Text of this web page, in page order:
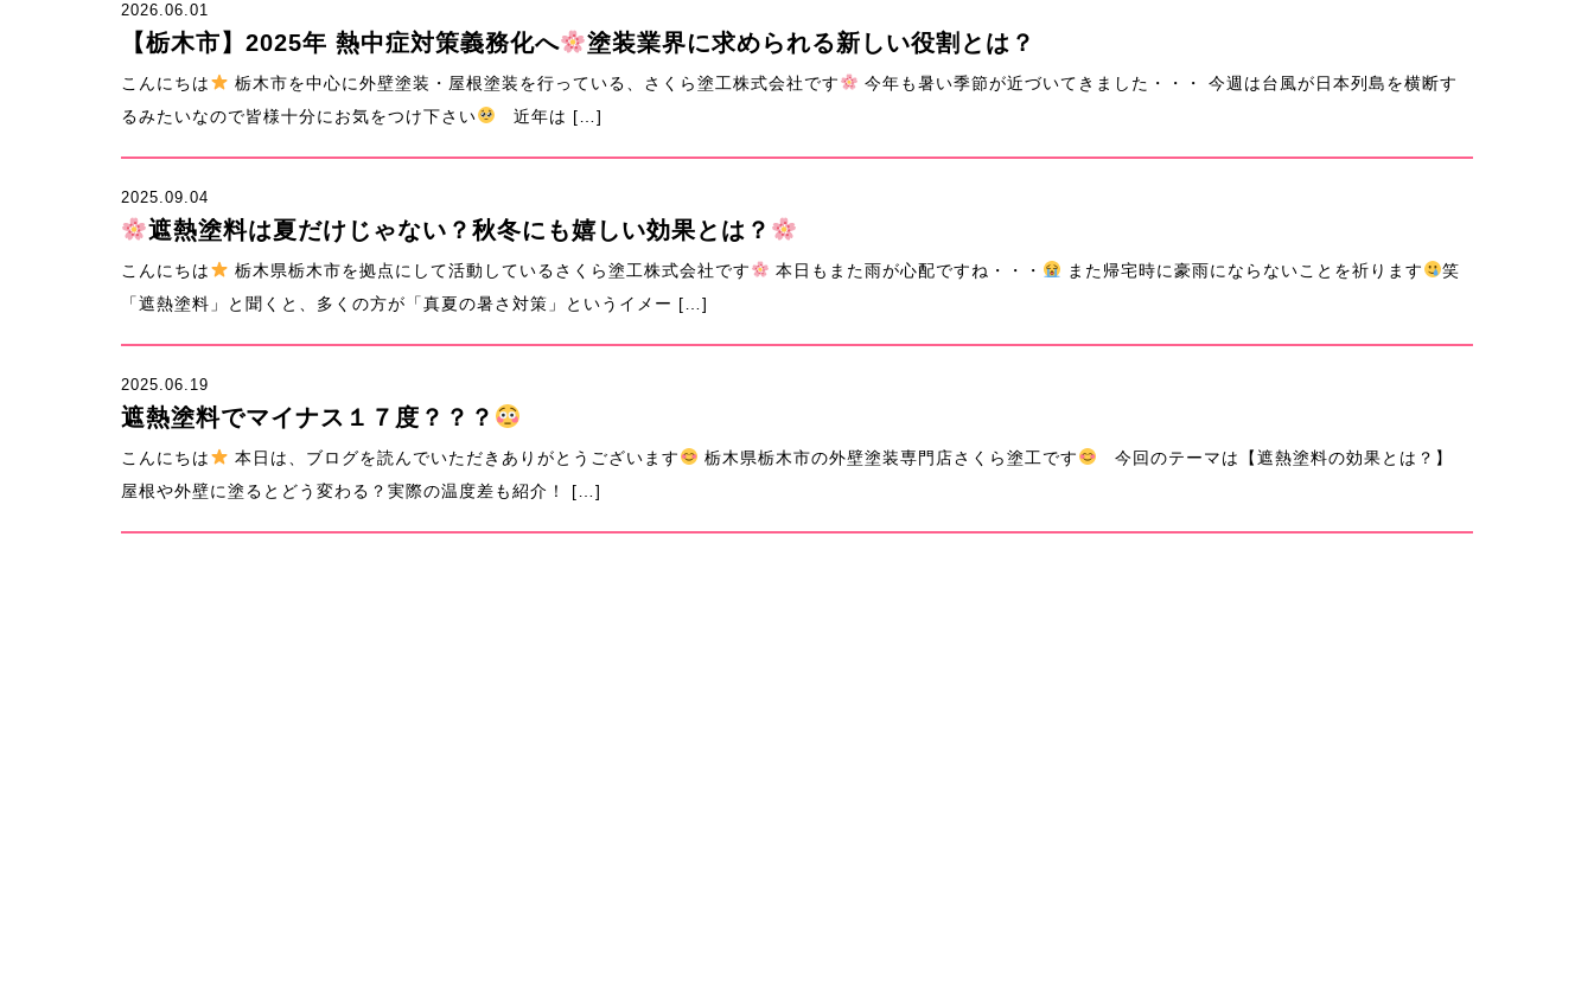
2026.06.01
【栃木市】2025年 熱中症対策義務化へ 塗装業界に求められる新しい役割とは？
こんにちは 栃木市を中心に外壁塗装・屋根塗装を行っている、さくら塗工株式会社です
今年も暑い季節が近づいてきました・・・ 今週は台風が日本列島を横断す
るみたいなので皆様十分にお気をつけ下さい
近年は […]
2025.09.04
遮熱塗料は夏だけじゃない？秋冬にも嬉しい効果とは？
こんにちは 栃木県栃木市を拠点にして活動しているさくら塗工株式会社です 本日もまた雨が心配ですね・・・ また帰宅時に豪雨にならないことを祈ります
笑
「遮熱塗料」と聞くと、多くの方が「真夏の暑さ対策」というイメー […]
2025.06.19
遮熱塗料でマイナス１７度？？？
こんにちは 本日は、ブログを読んでいただきありがとうございます 栃木県栃木市の外壁塗装専門店さくら塗工です
今回のテーマは【遮熱塗料の効果とは？】
屋根や外壁に塗るとどう変わる？実際の温度差も紹介！ […]